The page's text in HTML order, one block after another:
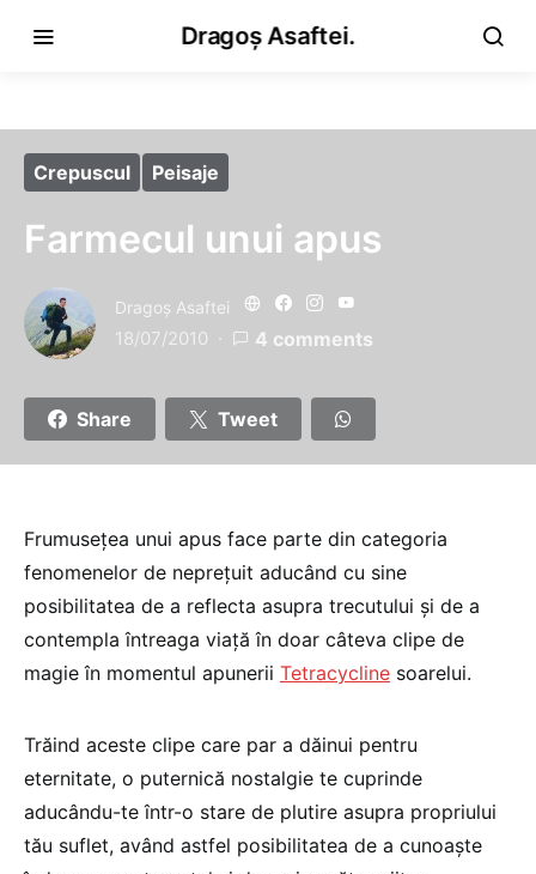
Dragoș Asaftei.
Crepuscul Peisaje
Farmecul unui apus
Dragoş Asaftei
18/07/2010 4 comments
Share Tweet
Frumuseţea unui apus face parte din categoria
fenomenelor de nepreţuit aducând cu sine
posibilitatea de a reflecta asupra trecutului şi de a
contempla întreaga viaţă în doar câteva clipe de
magie în momentul apunerii Tetracycline soarelui.
Trăind aceste clipe care par a dăinui pentru
eternitate, o puternică nostalgie te cuprinde
aducându-te într-o stare de plutire asupra propriului
tău suflet, având astfel posibilitatea de a cunoaşte